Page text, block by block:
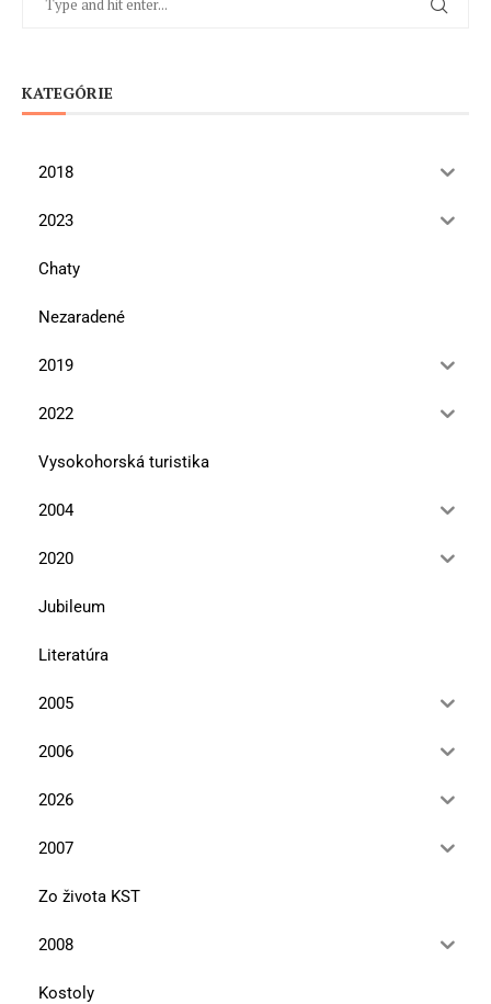
KATEGÓRIE
2018
2023
Chaty
Nezaradené
2019
2022
Vysokohorská turistika
2004
2020
Jubileum
Literatúra
2005
2006
2026
2007
Zo života KST
2008
Kostoly